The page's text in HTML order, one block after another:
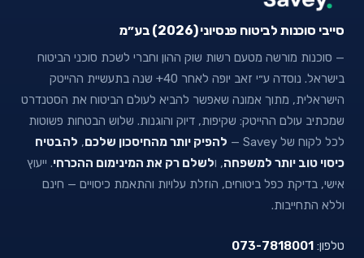
סייבי סוכנות לביטוח פנסיוני (2026) בע״מ
— סוכנות מורשה מטעם רשות שוק ההון וחברי לשכת סוכני הביטוח
בישראל. נוסדה ע״י זאב יופה לאחר 40+ שנה בתעשיית ההייטק
הישראלית, מתוך אמונה שאפשר להביא לעולם הביטוח את הסטנדרט
שמכתיב עולם ההייטק: שקיפות, דיוק והוגנות. שלוש הבטחות פשוטות
לכל לקוח של Savey —
להפיק יותר מהחיסכון שלכם, להבטיח
כיסוי טוב יותר למשפחה, ולשלם רק את המינימום ההכרחי. ייעוץ
אישי, בדיקת כפל ביטוחים, הוזלת עלויות והתאמת כיסויים — חינם
וללא התחייבות.
טלפון: 073-7818001